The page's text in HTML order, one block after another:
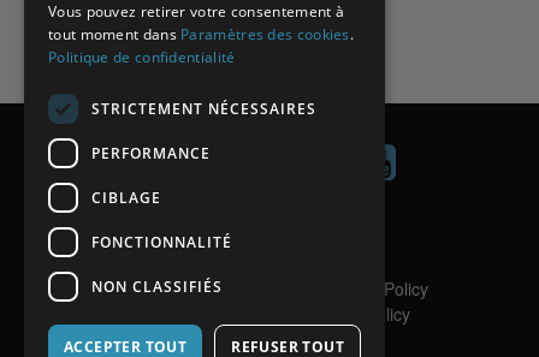
Politique de confidentialité
Privacy Policy
Cookies Policy
Copyright
Vous pouvez retirer votre consentement à
tout moment dans Paramètres des cookies.
Politique de confidentialité
STRICTEMENT NÉCESSAIRES
PERFORMANCE
CIBLAGE
FONCTIONNALITÉ
NON CLASSIFIÉS
ACCEPTER TOUT REFUSER TOUT